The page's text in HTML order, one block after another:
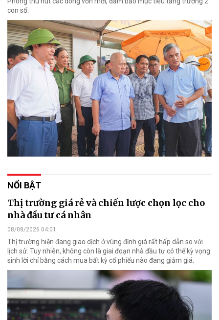
con số.
NỔI BẬT
Thị trường giá rẻ và chiến lược chọn lọc cho
nhà đầu tư cá nhân
08/08/2026 04:01
Thị trường hiện đang giao dịch ở vùng định giá rất hấp dẫn so với
lịch sử. Tuy nhiên, không còn là giai đoạn nhà đầu tư có thể kỳ vọng
sinh lời chỉ bằng cách mua bất kỳ cổ phiếu nào đang giảm giá.